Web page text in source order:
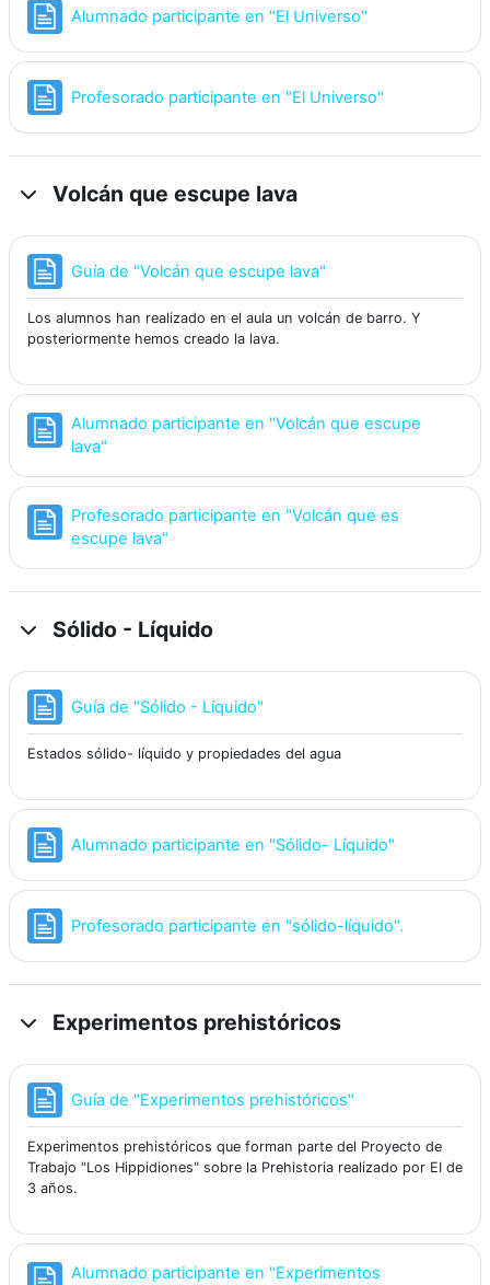
Alumnado participante en "El Universo"
Profesorado participante en "El Universo"
Volcán que escupe lava
Guía de "Volcán que escupe lava"
Los alumnos han realizado en el aula un volcán de barro. Y
posteriormente hemos creado la lava.
Alumnado participante en "Volcán que escupe
lava"
Profesorado participante en "Volcán que es
escupe lava"
Sólido - Líquido
Guía de "Sólido - Líquido"
Estados sólido- líquido y propiedades del agua
Alumnado participante en "Sólido- Líquido"
Profesorado participante en "sólido-líquido".
Experimentos prehistóricos
Guía de "Experimentos prehistóricos"
Experimentos prehistóricos que forman parte del Proyecto de
Trabajo "Los Hippidiones" sobre la Prehistoria realizado por EI de
3 años.
Alumnado participante en "Experimentos